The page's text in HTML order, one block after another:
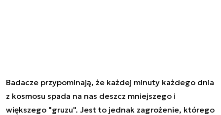
Badacze przypominają, że każdej minuty każdego dnia
z kosmosu spada na nas deszcz mniejszego i
większego "gruzu". Jest to jednak zagrożenie, którego